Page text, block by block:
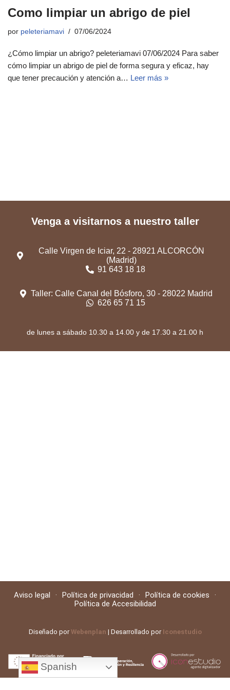
Como limpiar un abrigo de piel
por peleteriamavi 07/06/2024
¿Cómo limpiar un abrigo? peleteriamavi 07/06/2024 Para saber
cómo limpiar un abrigo de piel de forma segura y eficaz, hay
que tener precaución y atención a… Leer más »
Venga a visitarnos a nuestro taller
Calle Virgen de Iciar, 22 - 28921 ALCORCÓN
(Madrid)
91 643 18 18
Taller: Calle Canal del Bósforo, 30 - 28022 Madrid
626 65 71 15
de lunes a sábado 10.30 a 14.00 y de 17.30 a 21.00 h
Aviso legal · Política de privacidad · Política de cookies
·
Política de Accesibilidad
Diseñado porWebenplan | Desarrollado por Iconestudio
Spanish